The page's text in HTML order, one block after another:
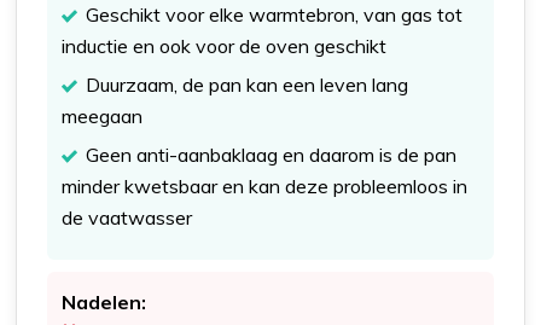
Geschikt voor elke warmtebron, van gas tot
inductie en ook voor de oven geschikt
Duurzaam, de pan kan een leven lang
meegaan
Geen anti-aanbaklaag en daarom is de pan
minder kwetsbaar en kan deze probleemloos in
de vaatwasser
Nadelen: